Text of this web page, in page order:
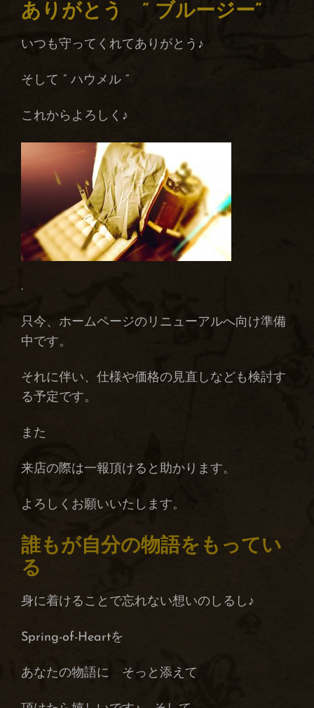
ありがとう ” ブルージー”
いつも守ってくれてありがとう♪
そして ” ハウメル ”
これからよろしく♪
.
只今、ホームページのリニューアルへ向け準備
中です。
それに伴い、仕様や価格の見直しなども検討す
る予定です。
また
来店の際は一報頂けると助かります。
よろしくお願いいたします。
誰もが自分の物語をもってい
る
身に着けることで忘れない想いのしるし♪
Spring-of-Heartを
あなたの物語に そっと添えて